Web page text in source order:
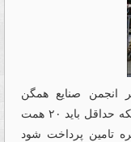
انجمن صنایع همگن
قطعه‌‌‌سازی کشوردر این نشست با تاکید بر اینکه حداقل باید ۲۰ همت
تامین پرداخت شود